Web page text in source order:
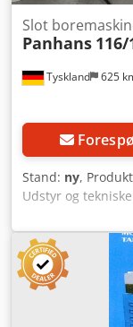
Tyskland 625
Slot
Panhans 116/
Stand: ny,
Udstyr og
Professionel
fast bord,
øget mobilitet -
mm Dodpew I
med massive
Letløbende